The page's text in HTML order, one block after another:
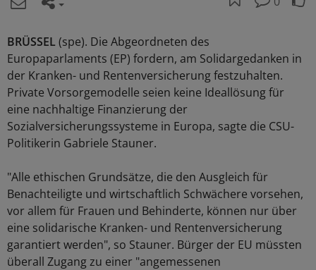
BRÜSSEL(spe). Die Abgeordneten des
Europaparlaments (EP) fordern, am Solidargedanken in
der Kranken- und Rentenversicherung festzuhalten.
Private Vorsorgemodelle seien keine Ideallösung für
eine nachhaltige Finanzierung der
Sozialversicherungssysteme in Europa, sagte die CSU-
Politikerin Gabriele Stauner.
"Alle ethischen Grundsätze, die den Ausgleich für
Benachteiligte und wirtschaftlich Schwächere vorsehen,
vor allem für Frauen und Behinderte, können nur über
eine solidarische Kranken- und Rentenversicherung
garantiert werden", so Stauner. Bürger der EU müssten
überall Zugang zu einer "angemessenen